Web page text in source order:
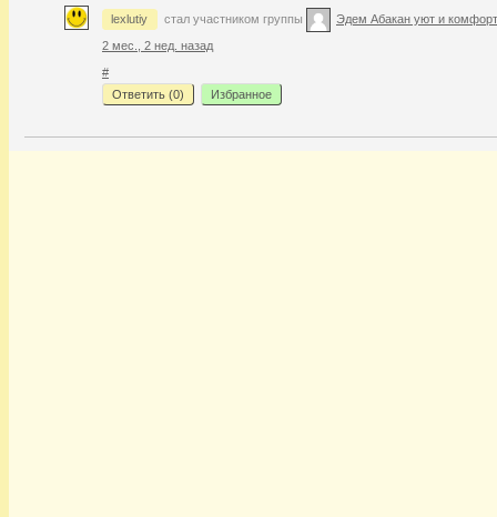
lexlutiy стал участником группы
Эдем Абакан уют и
2 мес., 2 нед. назад
#
Ответить (0) Избранное